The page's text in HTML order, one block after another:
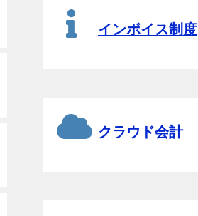
インボイス制度
クラウド会計